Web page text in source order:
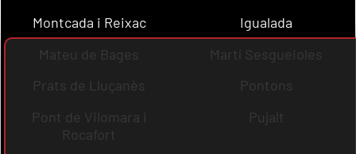
Montcada i Reixac
Igualada
Mateu de Bages
Martí Sesgueioles
Prats de Lluçanès
Pontons
Pont de Vilomara i
Rocafort
Pujalt